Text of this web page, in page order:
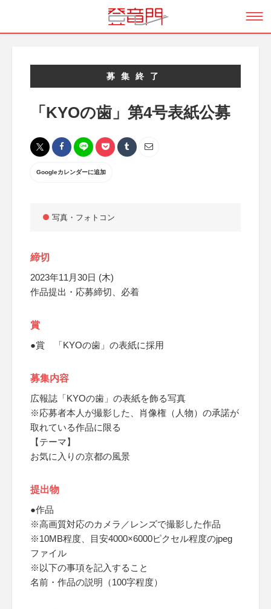
募集終了
「KYOの歯」第4号表紙公募
Googleカレンダーに追加
写真・フォトコン
締切
2023年11月30日 (木)
作品提出・応募締切、必着
賞
●賞 「KYOの歯」の表紙に採用
募集内容
広報誌「KYOの歯」の表紙を飾る写真
※応募者本人が撮影した、肖像権（人物）の承諾が
取れている作品に限る
【テーマ】
お気に入りの京都の風景
提出物
●作品
※高画質対応のカメラ／レンズで撮影した作品
※10MB程度、目安4000×6000ピクセル程度のjpeg
ファイル
※以下の事項を記入すること
名前・作品の説明（100字程度）